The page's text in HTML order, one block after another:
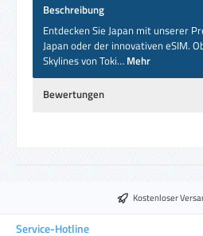
Beschreibung
Entdecken Sie Japan mit unserer
Japan oder der innovativen eSIM.
Skylines von Toki… Mehr
Bewertungen
Kostenloser
Service-Hotline